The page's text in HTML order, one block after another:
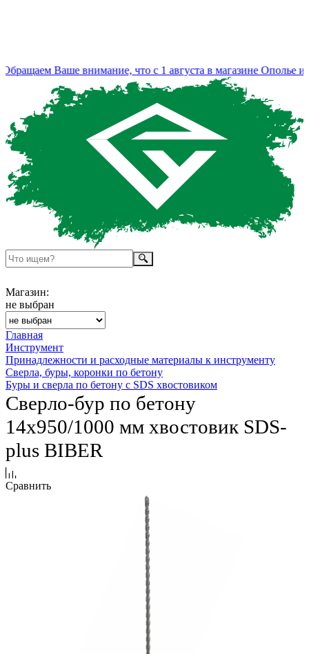
Ваше внимание, что с 1 августа в магазине Ополье
Магазин:
не выбран
Главная
Инструмент
Принадлежности и расходные материалы к инструменту
Сверла, буры, коронки по бетону
Буры и сверла по бетону с SDS хвостовиком
Сверло-бур по бетону
14х950/1000 мм хвостовик SDS-
plus BIBER
Сравнить